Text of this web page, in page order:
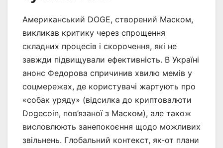
Американський DOGE, створений Маском,
викликав критику через спрощення
складних процесів і скорочення, які не
завжди підвищували ефективність. В Україні
анонс Федорова спричинив хвилю мемів у
соцмережах, де користувачі жартують про
«собак уряду» (відсилка до криптовалюти
Dogecoin, пов’язаної з Маском), але також
висловлюють занепокоєння щодо можливих
звільнень. Глобальний контекст, як-от плани